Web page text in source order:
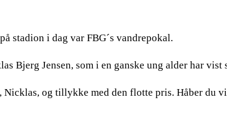
stadion i dag var FBG´s vandrepokal.
Bjerg Jensen, som i en ganske ung alder har
Nicklas, og tillykke med den flotte pris. Håber du